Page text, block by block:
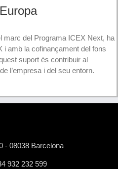
marc del Programa ICEX Next, ha
i amb la cofinançament del fons
suport és contribuir al
l’empresa i del seu entorn.
- 08038 Barcelona
932 232 599